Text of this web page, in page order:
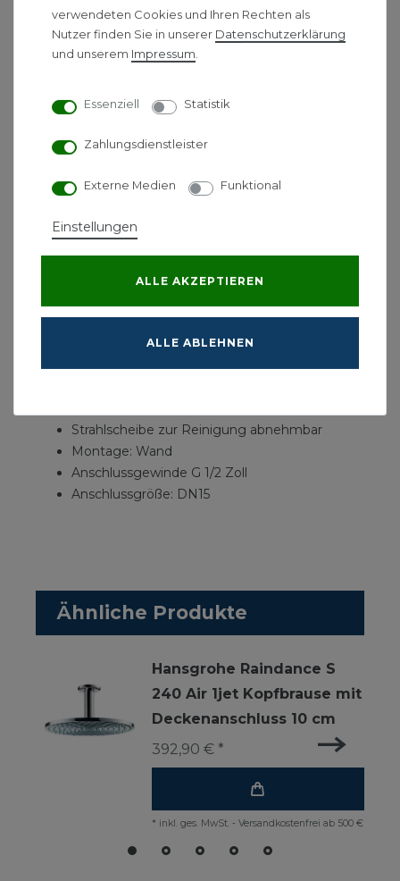
DOKUMENTE
HERSTELLERINFORMATIONEN
Hansgrohe Raindance E
Brausearm chrom
Produktmerkmale
Brausekopfgröße: 250 x 150 mm
Brausearmlänge 240 mm
Strahlart: RainAir
Durchflussmenge RainAir Strahl (bei 3 bar): 18
l/min
Strahlscheibe zur Reinigung abnehmbar
Montage: Wand
Anschlussgewinde G 1/2 Zoll
Anschlussgröße: DN15
Ähnliche Produkte
Hansgrohe Raindance S
240 Air 1jet Kopfbrause mit
Deckenanschluss 10 cm
392,90 € *
* inkl. ges. MwSt. - Versandkostenfrei ab 500 €
verwendeten Cookies und Ihren Rechten als
Nutzer finden Sie in unserer Daten­schutz­erklärung
und unserem Impressum
Essenziell Statistik
Zahlungsdienstleister
Externe Medien Funktional
Einstellungen
ALLE AKZEPTIEREN
ALLE ABLEHNEN